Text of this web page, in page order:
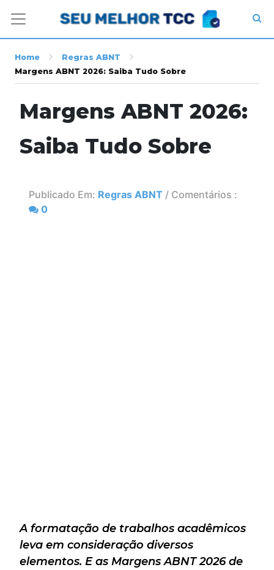
Home
Regras ABNT
Margens ABNT 2026: Saiba Tudo Sobre
Margens ABNT 2026:
Saiba Tudo Sobre
Publicado Em: Regras ABNT / Comentários :
0
A formatação de trabalhos acadêmicos
leva em consideração diversos
elementos. E as Margens ABNT 2026 de